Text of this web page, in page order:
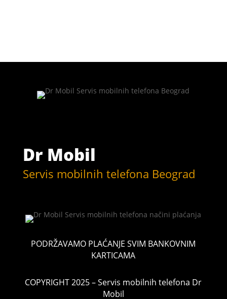
Dr Mobil
Servis mobilnih telefona Beograd
PODRŽAVAMO PLAĆANJE SVIM BANKOVNIM
KARTICAMA
COPYRIGHT 2025 – Servis mobilnih telefona Dr
Mobil